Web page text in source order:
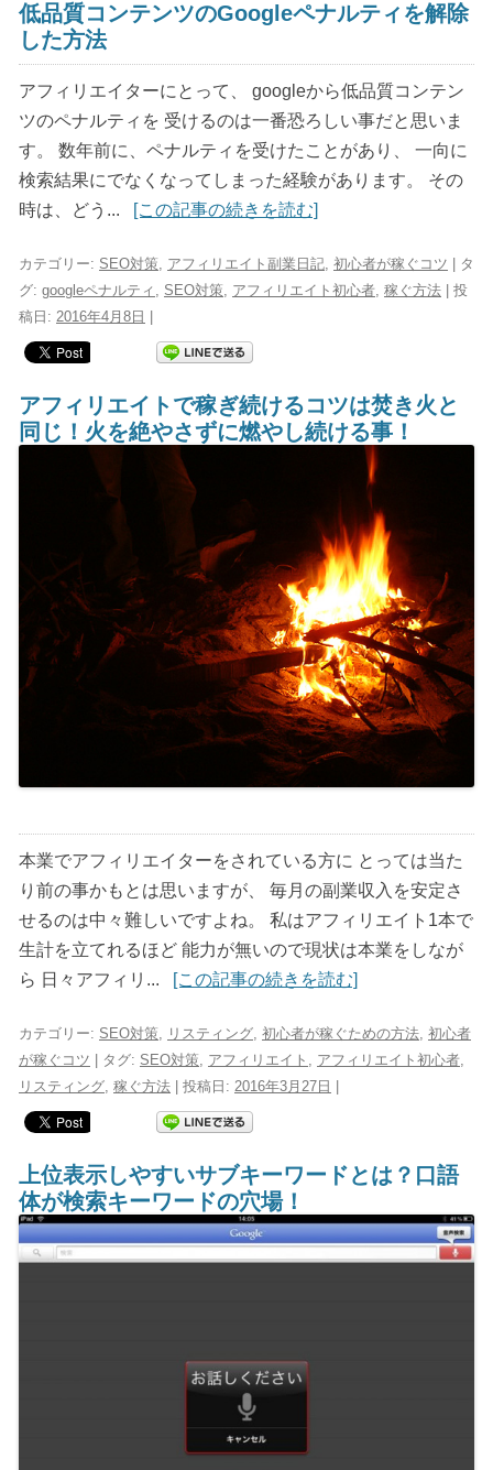
低品質コンテンツのGoogleペナルティを解除
した方法
アフィリエイターにとって、 googleから低品質コンテン
ツのペナルティを 受けるのは一番恐ろしい事だと思いま
す。 数年前に、ペナルティを受けたことがあり、 一向に
検索結果にでなくなってしまった経験があります。 その
時は、どう...
[この記事の続きを読む]
カテゴリー: SEO対策, アフィリエイト副業日記, 初心者が稼ぐコツ | タ
グ: googleペナルティ , SEO対策, アフィリエイト初心者, 稼ぐ方法 | 投
稿日: 2016年4月8日
アフィリエイトで稼ぎ続けるコツは焚き火と
同じ！火を絶やさずに燃やし続ける事！
本業でアフィリエイターをされている方に とっては当た
り前の事かもとは思いますが、 毎月の副業収入を安定さ
せるのは中々難しいですよね。 私はアフィリエイト1本で
生計を立てれるほど 能力が無いので現状は本業をしなが
ら 日々アフィリ...
[この記事の続きを読む]
カテゴリー: SEO対策 リスティング 初心者が稼ぐための方法 初心者
が稼ぐコツ | タグ: SEO対策 アフィリエイト アフィリエイト初心者
リスティング 稼ぐ方法 | 投稿日: 2016年3月27日 |
上位表示しやすいサブキーワードとは？口語
体が検索キーワードの穴場！